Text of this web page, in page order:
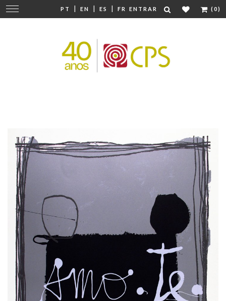
PT | EN | ES | FR ENTRAR (0)
Mudar
navegação